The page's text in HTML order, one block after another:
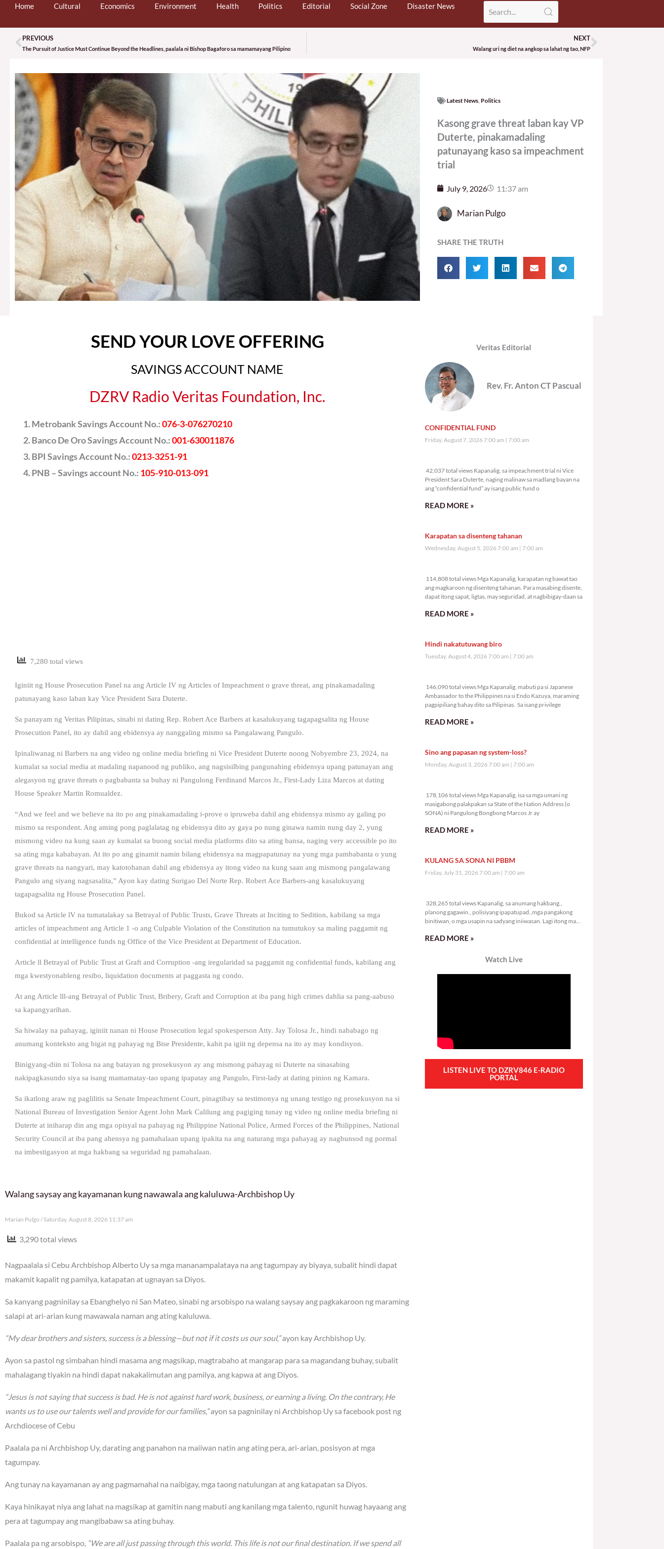
Home Cultural Economics Environment Health Politics Editorial Social Zone Disaster News
Prev
PREVIOUS
The Pursuit of Justice Must Continue Beyond the Headlines, paalala ni Bishop Bagaforo sa mamamayang Pilipino
NEXT
Walang uri ng diet na angkop sa lahat ng tao, NFPNext
Latest News, Politics
Kasong grave threat laban kay VP
Duterte, pinakamadaling
patunayang kaso sa impeachment
trial
July 9, 2026 11:37 am
Marian Pulgo
SHARE THE TRUTH
SEND YOUR LOVE OFFERING
SAVINGS ACCOUNT NAME
DZRV Radio Veritas Foundation, Inc.
Metrobank Savings Account No.:076-3-076270210
Banco De Oro Savings Account No.:001-630011876
BPI Savings Account No.:0213-3251-91
PNB – Savings account No.: 105-910-013-091
7,280 total views
Iginiit ng House Prosecution Panel na ang Article IV ng Articles of Impeachment o grave threat, ang pinakamadaling
patunayang kaso laban kay Vice President Sara Duterte.
Sa panayam ng Veritas Pilipinas, sinabi ni dating Rep. Robert Ace Barbers at kasalukuyang tagapagsalita ng House
Prosecution Panel, ito ay dahil ang ebidensya ay nanggaling mismo sa Pangalawang Pangulo.
Ipinaliwanag ni Barbers na ang video ng online media briefing ni Vice President Duterte noong Nobyembre 23, 2024, na
kumalat sa social media at madaling napanood ng publiko, ang nagsisilbing pangunahing ebidensya upang patunayan ang
alegasyon ng grave threats o pagbabanta sa buhay ni Pangulong Ferdinand Marcos Jr., First-Lady Liza Marcos at dating
House Speaker Martin Romualdez.
“And we feel and we believe na ito po ang pinakamadaling i-prove o ipruweba dahil ang ebidensya mismo ay galing po
mismo sa respondent. Ang aming pong paglalatag ng ebidensya dito ay gaya po nung ginawa namin nung day 2, yung
mismong video na kung saan ay kumalat sa buong social media platforms dito sa ating bansa, naging very accessible po ito
sa ating mga kababayan. At ito po ang ginamit namin bilang ebidensya na magpapatunay na yung mga pambabanta o yung
grave threats na nangyari, may katotohanan dahil ang ebidensya ay itong video na kung saan ang mismong pangalawang
Pangulo ang siyang nagsasalita,” Ayon kay dating Surigao Del Norte Rep. Robert Ace Barbers-ang kasalukuyang
tagapagsalita ng House Prosecution Panel.
Bukod sa Article lV na tumatalakay sa Betrayal of Public Trusts, Grave Threats at Inciting to Sedition, kabilang sa mga
articles of impeachment ang Article 1 -o ang Culpable Violation of the Constitution na tumutukoy sa maling paggamit ng
confidential at intelligence funds ng Office of the Vice President at Department of Education.
Article ll Betrayal of Public Trust at Graft and Corruption -ang iregularidad sa paggamit ng confidential funds, kabilang ang
mga kwestyonableng resibo, liquidation documents at paggasta ng condo.
At ang Article lll-ang Betrayal of Public Trust, Bribery, Graft and Corruption at iba pang high crimes dahlia sa pang-aabuso
sa kapangyarihan.
Sa hiwalay na pahayag, iginiit nanan ni House Prosecution legal spokesperson Atty. Jay Tolosa Jr., hindi nababago ng
anumang konteksto ang bigat ng pahayag ng Bise Presidente, kahit pa igiit ng depensa na ito ay may kondisyon.
Binigyang-diin ni Tolosa na ang batayan ng prosekusyon ay ang mismong pahayag ni Duterte na sinasabing
nakipagkasundo siya sa isang mamamatay-tao upang ipapatay ang Pangulo, First-lady at dating pinion ng Kamara.
Sa ikatlong araw ng paglilitis sa Senate Impeachment Court, pinagtibay sa testimonya ng unang testigo ng prosekusyon na si
National Bureau of Investigation Senior Agent John Mark Calilung ang pagiging tunay ng video ng online media briefing ni
Duterte at iniharap din ang mga opisyal na pahayag ng Philippine National Police, Armed Forces of the Philippines, National
Security Council at iba pang ahensya ng pamahalaan upang ipakita na ang naturang mga pahayag ay nagbunsod ng pormal
na imbestigasyon at mga hakbang sa seguridad ng pamahalaan.
Walang saysay ang kayamanan kung nawawala ang kaluluwa-Archbishop Uy
Marian Pulgo Saturday, August 8, 2026 11:37 am
3,290 total views
Nagpaalala si Cebu Archbishop Alberto Uy sa mga mananampalataya na ang tagumpay ay biyaya, subalit hindi dapat
makamit kapalit ng pamilya, katapatan at ugnayan sa Diyos.
Sa kanyang pagninilay sa Ebanghelyo ni San Mateo, sinabi ng arsobispo na walang saysay ang pagkakaroon ng maraming
salapi at ari-arian kung mawawala naman ang ating kaluluwa.
“My dear brothers and sisters, success is a blessing—but not if it costs us our soul,”ayon kay Archbishop Uy.
Ayon sa pastol ng simbahan hindi masama ang magsikap, magtrabaho at mangarap para sa magandang buhay, subalit
mahalagang tiyakin na hindi dapat nakakalimutan ang pamilya, ang kapwa at ang Diyos.
“Jesus is not saying that success is bad. He is not against hard work, business, or earning a living. On the contrary, He
wants us to use our talents well and provide for our families,”ayon sa pagninilay ni Archbishop Uy sa facebook post ng
Archdiocese of Cebu
Paalala pa ni Archbishop Uy, darating ang panahon na maiiwan natin ang ating pera, ari-arian, posisyon at mga
tagumpay.
Ang tunay na kayamanan ay ang pagmamahal na naibigay, mga taong natulungan at ang katapatan sa Diyos.
Kaya hinikayat niya ang lahat na magsikap at gamitin nang mabuti ang kanilang mga talento, ngunit huwag hayaang ang
pera at tagumpay ang mangibabaw sa ating buhay.
Paalala pa ng arsobispo, “We are all just passing through this world. This life is not our final destination. If we spend all
Veritas Editorial
Rev. Fr. Anton CT Pascual
CONFIDENTIAL FUND
Friday, August 7, 2026 7:00 am 7:00 am
42,037 total views Kapanalig, sa impeachment trial ni Vice
President Sara Duterte, naging malinaw sa madlang bayan na
ang “confidential fund” ay isang public fund o
READ MORE »
Karapatan sa disenteng tahanan
Wednesday, August 5, 2026 7:00 am 7:00 am
114,808 total views Mga Kapanalig, karapatan ng bawat tao
ang magkaroon ng disenteng tahanan. Para masabing disente,
dapat itong sapat, ligtas, may seguridad, at nagbibigay-daan sa
READ MORE »
Hindi nakatutuwang biro
Tuesday, August 4, 2026 7:00 am 7:00 am
146,090 total views Mga Kapanalig, mabuti pa si Japanese
Ambassador to the Philippines na si Endo Kazuya, maraming
pagpipiliang bahay dito sa Pilipinas. Sa isang privilege
READ MORE »
Sino ang papasan ng system-loss?
Monday, August 3, 2026 7:00 am 7:00 am
178,106 total views Mga Kapanalig, isa sa mga umani ng
masigabong palakpakan sa State of the Nation Address (o
SONA) ni Pangulong Bongbong Marcos Jr ay
READ MORE »
KULANG SA SONA NI PBBM
Friday, July 31, 2026 7:00 am 7:00 am
328,265 total views Kapanalig, sa anumang hakbang.,
planong gagawin., polisiyang ipapatupad.,mga pangakong
binitiwan, o mga usapin na sadyang iniiwasan. Lagi itong may
READ MORE »
Watch Live
LISTEN LIVE TO DZRV846 E-RADIO
PORTAL